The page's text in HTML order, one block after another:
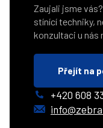
Zaujali jsme
stínící techniky,
konzultaci u nás
Přejít na
+420 608